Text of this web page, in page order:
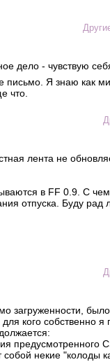
дело - чувствую
письмо. Я знаю как
что.
лента не
в FF 0.9. С чем
отпуска. Буду рад
загруженности,
кого собственно я
предусмотренного
собой некие "колоды